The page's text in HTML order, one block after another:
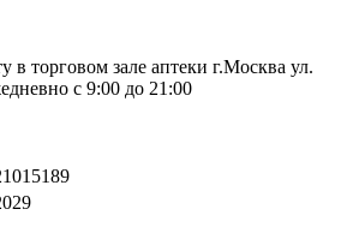
в торговом зале аптеки г.Москва ул.
с 9:00 до 21:00